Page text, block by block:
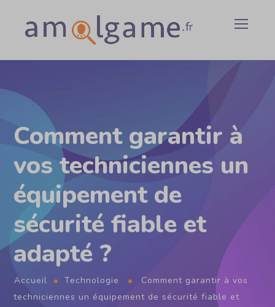
Comment garantir à
vos techniciennes un
équipement de
sécurité fiable et
adapté ?
Accueil Technologie
Comment garantir à vos
techniciennes un équipement de sécurité fiable et